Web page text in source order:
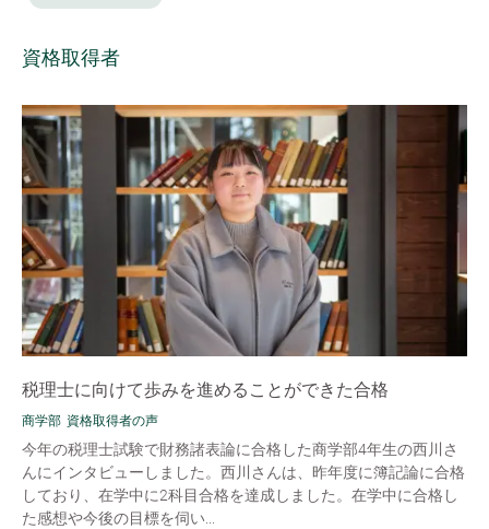
資格取得者
税理士に向けて歩みを進めることができた合格
商学部 資格取得者の声
今年の税理士試験で財務諸表論に合格した商学部4年生の西川さ
んにインタビューしました。西川さんは、昨年度に簿記論に合格
しており、在学中に2科目合格を達成しました。在学中に合格し
た感想や今後の目標を伺い...